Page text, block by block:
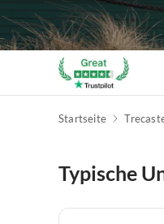
Startseite
Typische